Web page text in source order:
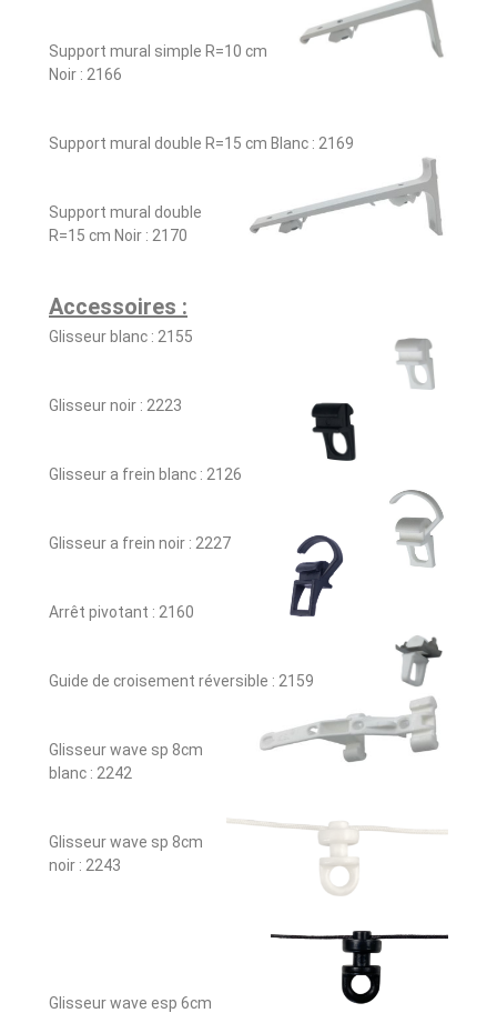
Support mural simple R=10 cm
Noir : 2166
Support mural double R=15 cm Blanc : 2169
Support mural double
R=15 cm Noir : 2170
Accessoires :
Glisseur blanc : 2155
Glisseur noir : 2223
Glisseur a frein blanc : 2126
Glisseur a frein noir : 2227
Arrêt pivotant : 2160
Guide de croisement réversible : 2159
Glisseur wave sp 8cm
blanc : 2242
Glisseur wave sp 8cm
noir : 2243
Glisseur wave esp 6cm